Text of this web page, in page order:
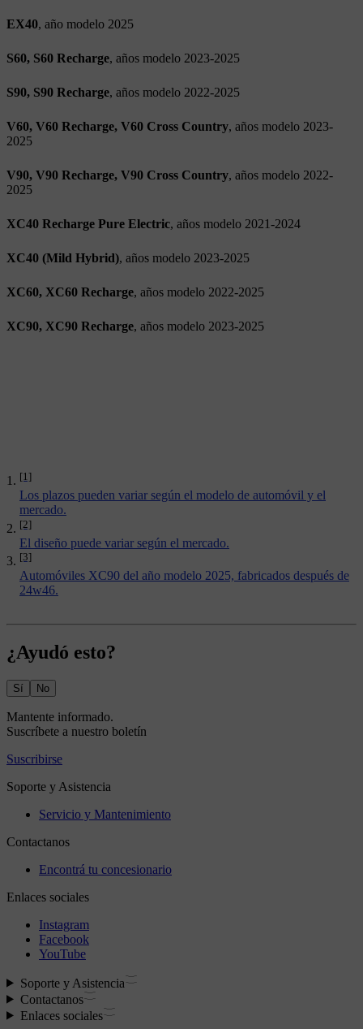
EX40, año modelo 2025
S60, S60 Recharge, años modelo 2023-2025
S90, S90 Recharge, años modelo 2022-2025
V60, V60 Recharge, V60 Cross Country, años modelo 2023-
2025
V90, V90 Recharge, V90 Cross Country, años modelo 2022-
2025
XC40 Recharge Pure Electric, años modelo 2021-2024
XC40 (Mild Hybrid), años modelo 2023-2025
XC60, XC60 Recharge, años modelo 2022-2025
XC90, XC90 Recharge, años modelo 2023-2025
[1]
Los plazos pueden variar según el modelo de automóvil y el
mercado.
[2]
El diseño puede variar según el mercado.
[3]
Automóviles XC90 del año modelo 2025, fabricados después de
24w46.
¿Ayudó esto?
Sí No